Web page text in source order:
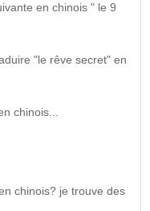
en chinois " le 9
"le rêve secret" en
chinois...
chinois? je trouve des